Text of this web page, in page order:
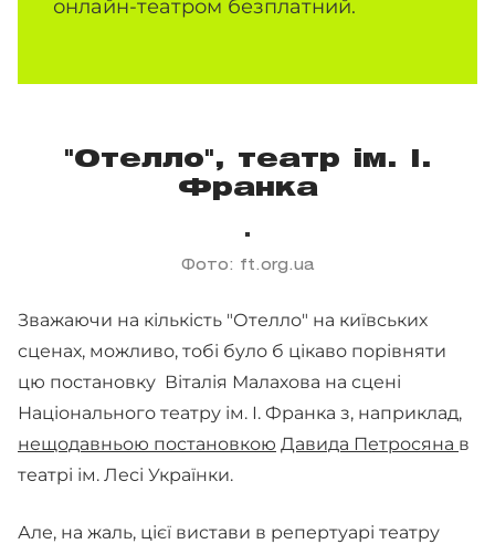
онлайн-театром безплатний.
"Отелло", театр ім. І.
Франка
Фото: ft.org.ua
Зважаючи на кількість "Отелло" на київських
сценах, можливо, тобі було б цікаво порівняти
цю постановку Віталія Малахова на сцені
Національного театру ім. І. Франка з, наприклад,
нещодавньою постановкою Давида Петросяна в
театрі ім. Лесі Українки.
Але, на жаль, цієї вистави в репертуарі театру